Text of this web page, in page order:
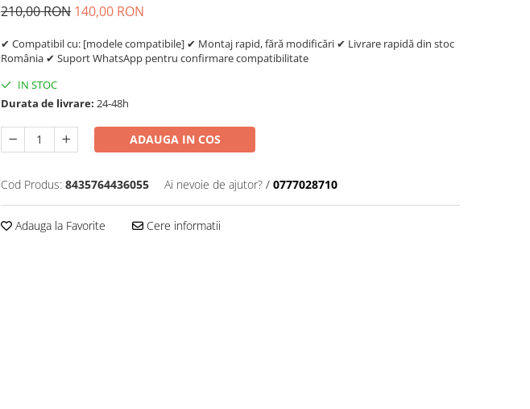
210,00 RON 140,00 RON
✔ Compatibil cu: [modele compatibile] ✔ Montaj rapid, fără modificări ✔ Livrare rapidă din stoc
România ✔ Suport WhatsApp pentru confirmare compatibilitate
IN STOC
Durata de livrare: 24-48h
ADAUGA IN COS
Cod Produs: 8435764436055 Ai nevoie de ajutor? / 0777028710
Adauga la Favorite Cere informatii